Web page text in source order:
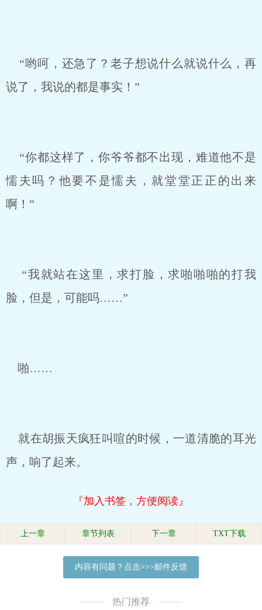
“哟呵，还急了？老子想说什么就说什么，再
说了，我说的都是事实！”
“你都这样了，你爷爷都不出现，难道他不是
懦夫吗？他要不是懦夫，就堂堂正正的出来
啊！”
“我就站在这里，求打脸，求啪啪啪的打我
脸，但是，可能吗……”
啪……
就在胡振天疯狂叫喧的时候，一道清脆的耳光
声，响了起来。
『加入书签，方便阅读』
上一章 章节列表 下一章 TXT下载
内容有问题？点击>>>邮件反馈
热门推荐